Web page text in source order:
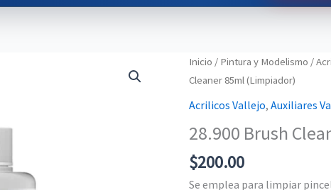
Inicio / Pintura y Modelismo /
Cleaner 85ml (Limpiador)
Acrilicos Vallejo, Auxiliares
28.900 Brush
$200.00
Se emplea para limpiar